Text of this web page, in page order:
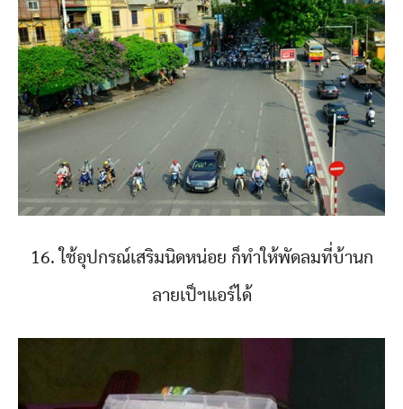
16. ใช้อุปกรณ์เสริมนิดหน่อย ก็ทำให้พัดลมที่บ้านก
ลายเป็ฯแอร์ได้